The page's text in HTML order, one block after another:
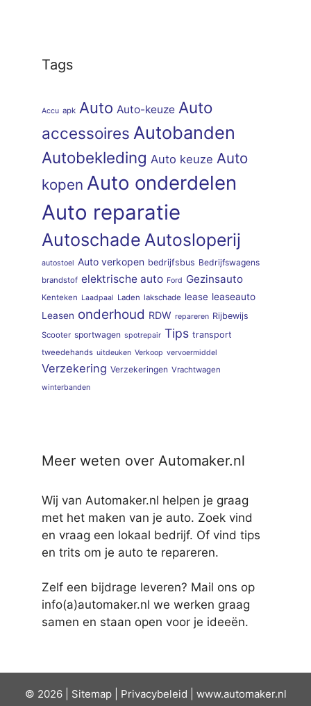
Tags
Accu apk Auto Auto-keuze Auto
accessoires Autobanden
Autobekleding Auto keuze Auto
kopen Auto onderdelen
Auto reparatie
Autoschade Autosloperij
autostoel Auto verkopen bedrijfsbus Bedrijfswagens
brandstof elektrische auto Ford Gezinsauto
Kenteken Laadpaal Laden lakschade lease leaseauto
Leasen onderhoud RDW repareren Rijbewijs
Scooter sportwagen spotrepair Tips transport
tweedehands uitdeuken Verkoop vervoermiddel
Verzekering Verzekeringen Vrachtwagen
winterbanden
Meer weten over Automaker.nl
Wij van Automaker.nl helpen je graag
met het maken van je auto. Zoek vind
en vraag een lokaal bedrijf. Of vind tips
en trits om je auto te repareren.
Zelf een bijdrage leveren? Mail ons op
info(a)automaker.nl we werken graag
samen en staan open voor je ideeën.
© 2026 | Sitemap| Privacybeleid www.automaker.nl